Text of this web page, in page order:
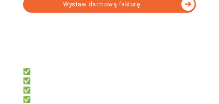
Wystaw darmową fakturę
✅ System do współpracy z klientami
✅ Dać klientom darmowe faktury
✅ Obsługi KSeF bez instalacji
✅ Rozliczać KPiR lub Ryczałt